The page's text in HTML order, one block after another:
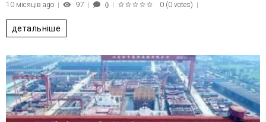
10 місяців ago
97 0 0 (0 votes)
детальніше